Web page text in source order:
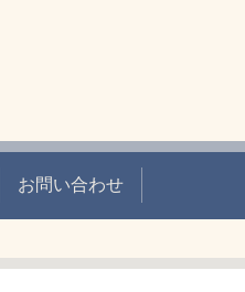
お問い合わせ